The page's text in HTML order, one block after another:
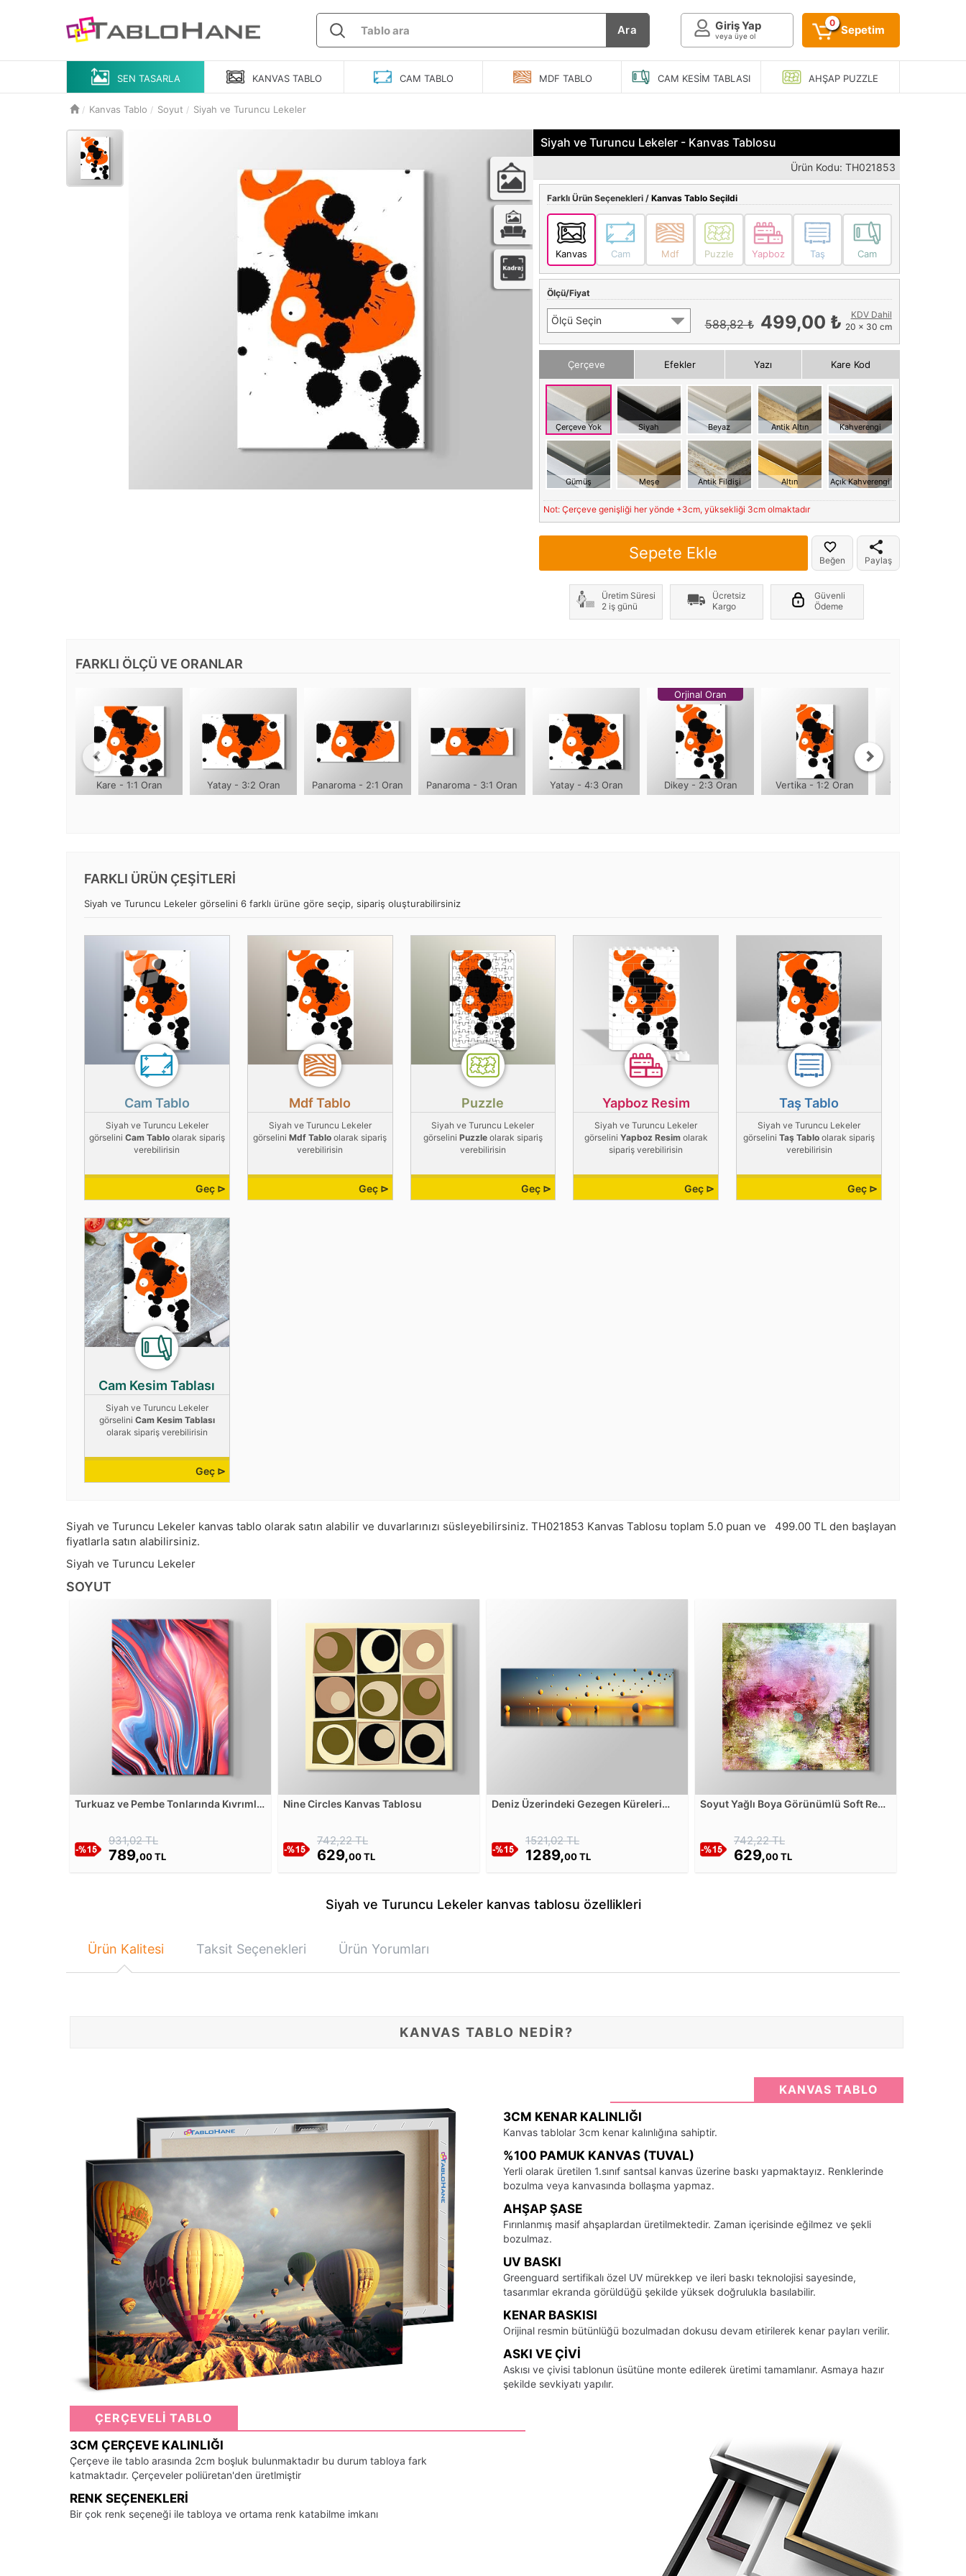
Ara Giriş Yap
veya üye ol
0
Sepetim
SEN TASARLA KANVAS TABLO CAM TABLO MDF TABLO CAM KESIM TABLASI AHŞAPPUZZLE
Kanvas Tablo Soyut Siyah ve Turuncu Lekeler
Siyah ve Turuncu Lekeler - Kanvas Tablosu
Ürün Kodu: TH021853
Farklı Ürün Seçenekleri / Kanvas Tablo Seçildi
Kanvas Cam Mdf Puzzle Yapboz Taş Cam
Ölçü/Fiyat
Ölçü Seçin 588,82 ₺ 499,00 ₺
KDV Dahil
20 x 30 cm
Çerçeve Efekler Yazı Kare Kod
Çerçeve Yok Siyah Beyaz Antik Altın Kahverengi
Gümüş Meşe Antik Fildişi Altın Açık Kahverengi
Not: Çerçeve genişliği her yönde +3cm, yüksekliği 3cm olmaktadır
Sepete Ekle Beğen Paylaş
Üretim Süresi
2 iş günü
Ücretsiz
Kargo
Güvenli
Ödeme
FARKLI ÖLÇÜ VE ORANLAR
Kare - 1:1 Oran Yatay - 3:2 Oran Panaroma - 2:1 Oran Panaroma - 3:1 Oran Yatay - 4:3 Oran
Orjinal Oran
Dikey - 2:3 Oran Vertika - 1:2 Oran Vertika - 1:3
FARKLI ÜRÜN ÇEŞİTLERİ
Siyah ve Turuncu Lekeler görselini 6 farklı ürüne göre seçip, sipariş oluşturabilirsiniz
Cam Tablo
Siyah ve Turuncu Lekeler
görselini Cam Tabloolarak sipariş
verebilirisin
Geç ⊳
Mdf Tablo
Siyah ve Turuncu Lekeler
görseliniMdf Tablo olarak sipariş
verebilirisin
Geç ⊳
Puzzle
Siyah ve Turuncu Lekeler
görselini Puzzleolarak sipariş
verebilirisin
Geç ⊳
Yapboz Resim
Siyah ve Turuncu Lekeler
görselini Yapboz Resimolarak
sipariş verebilirisin
Geç ⊳
Taş Tablo
Siyah ve Turuncu Lekeler
görseliniTaş Tablo olarak sipariş
verebilirisin
Geç ⊳
Cam Kesim Tablası
Siyah ve Turuncu Lekeler
görselini Cam Kesim Tablası
olarak sipariş verebilirisin
Geç ⊳
Siyah ve Turuncu Lekeler kanvas tablo olarak satın alabilir ve duvarlarınızı süsleyebilirsiniz. TH021853 Kanvas Tablosu toplam 5.0 puan ve 499.00 TL den başlayan
fiyatlarla satın alabilirsiniz.
Siyah ve Turuncu Lekeler
SOYUT
Turkuaz ve Pembe Tonlarında Kıvrımlı
931,02 TL
789,00 TL
Nine Circles Kanvas Tablosu
742,22 TL
629,00 TL
Deniz Üzerindeki Gezegen Küreleri
1521,02 TL
1289,00 TL
Soyut Yağlı Boya Görünümlü Soft Renk
742,22 TL
629,00 TL
Siyah ve Turuncu Lekeler kanvas tablosu özellikleri
Ürün Kalitesi Taksit Seçenekleri Ürün Yorumları
KANVAS TABLO NEDİR?
KANVAS TABLO
3CM KENAR KALINLIĞI
Kanvas tablolar 3cm kenar kalınlığına sahiptir.
%100 PAMUK KANVAS (TUVAL)
Yerli olarak üretilen 1.sınıf santsal kanvas üzerine baskı yapmaktayız. Renklerinde
bozulma veya kanvasında bollaşma yapmaz.
AHŞAP ŞASE
Fırınlanmış masif ahşaplardan üretilmektedir. Zaman içerisinde eğilmez ve şekli
bozulmaz.
UV BASKI
Greenguard sertifikalı özel UV mürekkep ve ileri baskı teknolojisi sayesinde,
tasarımlar ekranda görüldüğü şekilde yüksek doğrulukla basılabilir.
KENAR BASKISI
Orijinal resmin bütünlüğü bozulmadan dokusu devam etirilerek kenar payları verilir.
ASKI VE ÇIVI
Askısı ve çivisi tablonun üsütüne monte edilerek üretimi tamamlanır. Asmaya hazır
şekilde sevkiyatı yapılır.
ÇERÇEVELİ TABLO
3CM ÇERÇEVE KALINLIĞI
Çerçeve ile tablo arasında 2cm boşluk bulunmaktadır bu durum tabloya fark
katmaktadır. Çerçeveler poliüretan'den üretlmiştir
RENK SEÇENEKLERI
Bir çok renk seçeneği ile tabloya ve ortama renk katabilme imkanı